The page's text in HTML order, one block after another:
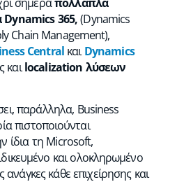
σήμεραπολλαπλά
Dynamics365,(Dynamics
Chain Management),
CentralκαιDynamics
καιlocalization λύσεων
παράλληλα, Business
πιστοποιούνται
ίδια τη Microsoft,
και ολοκληρωμένο
ανάγκες κάθε επιχείρησης και